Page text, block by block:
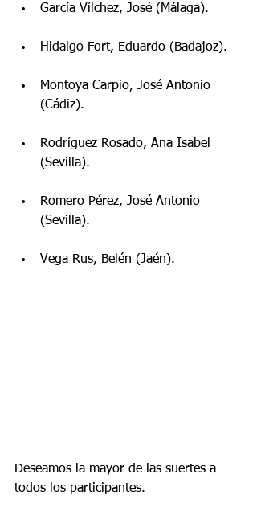
García Vílchez, José (Málaga).
Hidalgo Fort, Eduardo (Badajoz).
Montoya Carpio, José Antonio
(Cádiz).
Rodríguez Rosado, Ana Isabel
(Sevilla).
Romero Pérez, José Antonio
(Sevilla).
Vega Rus, Belén (Jaén).
Deseamos la mayor de las suertes a
todos los participantes.